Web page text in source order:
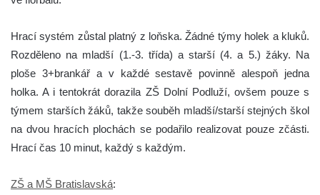
Hrací systém zůstal platný z loňska. Žádné týmy holek a kluků.
Rozděleno na mladší (1.-3. třída) a starší (4. a 5.) žáky. Na
ploše 3+brankář a v každé sestavě povinně alespoň jedna
holka. A i tentokrát dorazila ZŠ Dolní Podluží, ovšem pouze s
týmem starších žáků, takže souběh mladší/starší stejných škol
na dvou hracích plochách se podařilo realizovat pouze zčásti.
Hrací čas 10 minut, každý s každým.
ZŠ a MŠ Bratislavská: